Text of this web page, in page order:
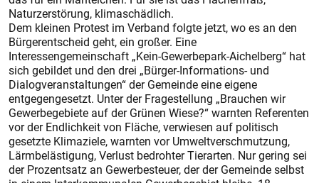
Naturzerstörung, klimaschädlich.
Dem kleinen Protest im Verband folgte jetzt, wo es an den
Bürgerentscheid geht, ein großer. Eine
Interessengemeinschaft „Kein-Gewerbepark-Aichelberg“ hat
sich gebildet und den drei „Bürger-Informations- und
Dialogveranstaltungen“ der Gemeinde eine eigene
entgegengesetzt. Unter der Fragestellung „Brauchen wir
Gewerbegebiete auf der Grünen Wiese?“ warnten Referenten
vor der Endlichkeit von Fläche, verwiesen auf politisch
gesetzte Klimaziele, warnten vor Umweltverschmutzung,
Lärmbelästigung, Verlust bedrohter Tierarten. Nur gering sei
der Prozentsatz an Gewerbesteuer, der der Gemeinde selbst